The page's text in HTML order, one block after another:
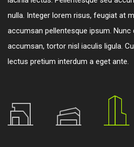
nulla. Integer lorem risus, feugiat at
accumsan pellentesque ipsum. Nunc
accumsan, tortor nisl iaculis ligula.
lectus pretium interdum a eget ante.